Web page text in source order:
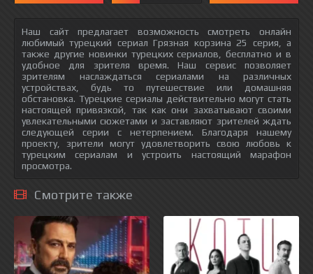
Наш сайт предлагает возможность смотреть онлайн
любимый турецкий сериал Грязная корзина 25 серия, а
также другие новинки турецких сериалов, бесплатно и в
удобное для зрителя время. Наш сервис позволяет
зрителям наслаждаться сериалами на различных
устройствах, будь то путешествие или домашняя
обстановка. Турецкие сериалы действительно могут стать
настоящей привязкой, так как они захватывают своими
увлекательными сюжетами и заставляют зрителей ждать
следующей серии с нетерпением. Благодаря нашему
проекту, зрители могут удовлетворить свою любовь к
турецким сериалам и устроить настоящий марафон
просмотра.
Смотрите также